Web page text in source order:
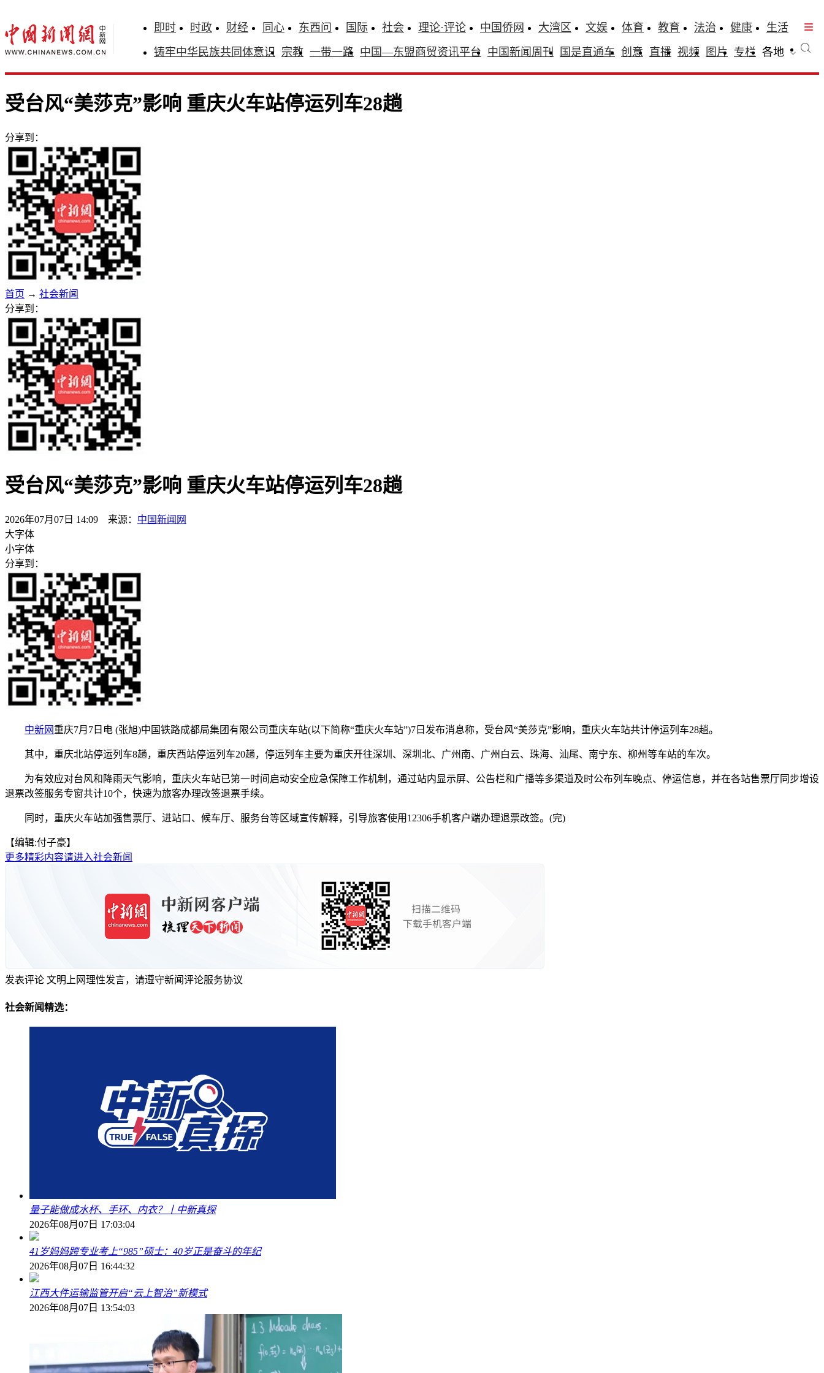
即时 时政 财经 同心 东西问 国际 社会 理论·评论 中国侨网 大湾区 文娱 体育 教育 法治 健康
生活
铸牢中华民族共同体意识 宗教 一带一路 中国—东盟商贸资讯平台 中国新闻周刊 国是直通车 创意 直播 视频 图片 专栏 各地
受台风“美莎克”影响 重庆火车站停运列车28趟
分享到：
首页 → 社会新闻
分享到：
受台风“美莎克”影响 重庆火车站停运列车28趟
2026年07月07日 14:09 来源： 中国新闻网
大字体
小字体
分享到：
中新网 重庆7月7日电 (张旭)中国铁路成都局集团有限公司重庆车站(以下简称“重庆火车站”)7日发布消息称，受台风“美莎克”影响，重庆火车站共计停运列车28趟。
其中，重庆北站停运列车8趟，重庆西站停运列车20趟，停运列车主要为重庆开往深圳、深圳北、广州南、广州白云、珠海、汕尾、南宁东、柳州等车站的车次。
为有效应对台风和降雨天气影响，重庆火车站已第一时间启动安全应急保障工作机制，通过站内显示屏、公告栏和广播等多渠道及时公布列车晚点、停运信息，并在各站售票厅同步增设
退票改签服务专窗共计10个，快速为旅客办理改签退票手续。
同时，重庆火车站加强售票厅、进站口、候车厅、服务台等区域宣传解释，引导旅客使用12306手机客户端办理退票改签。(完)
【编辑:付子豪】
更多精彩内容请进入社会新闻
发表评论 文明上网理性发言，请遵守新闻评论服务协议
社会新闻精选：
量子能做成水杯、手环、内衣？丨中新真探
2026年08月07日 17:03:04
41岁妈妈跨专业考上“985”硕士：40岁正是奋斗的年纪
2026年08月07日 16:44:32
江西大件运输监管开启“云上智治”新模式
2026年08月07日 13:54:03